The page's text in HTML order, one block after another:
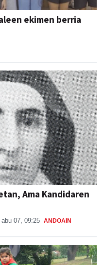
ekimen berria
Ama Kandidaren
abu 07, 09:25 ANDOAIN